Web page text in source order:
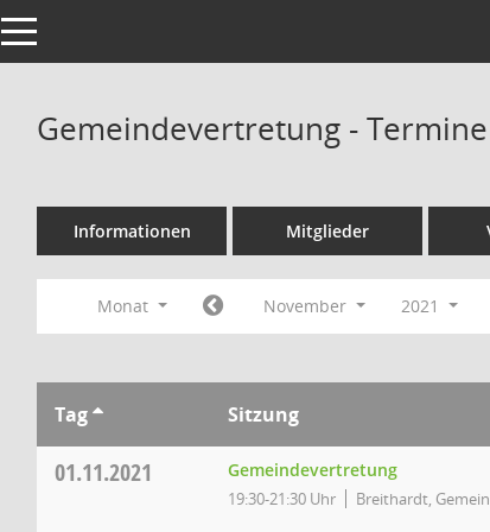
Toggle navigation
Gemeindevertretung - Termine
Informationen Mitglieder
Monat November 2021
Tag Sitzung
01.11.2021 Gemeindevertretung
19:30-21:30 Uhr Breithardt,